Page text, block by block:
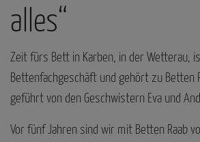
alles“
Zeit fürs Bett in Karben, in der Wetterau,
Bettenfachgeschäft und gehört zu Betten
geführt von den Geschwistern Eva und
Vor fünf Jahren sind wir mit Betten Raab